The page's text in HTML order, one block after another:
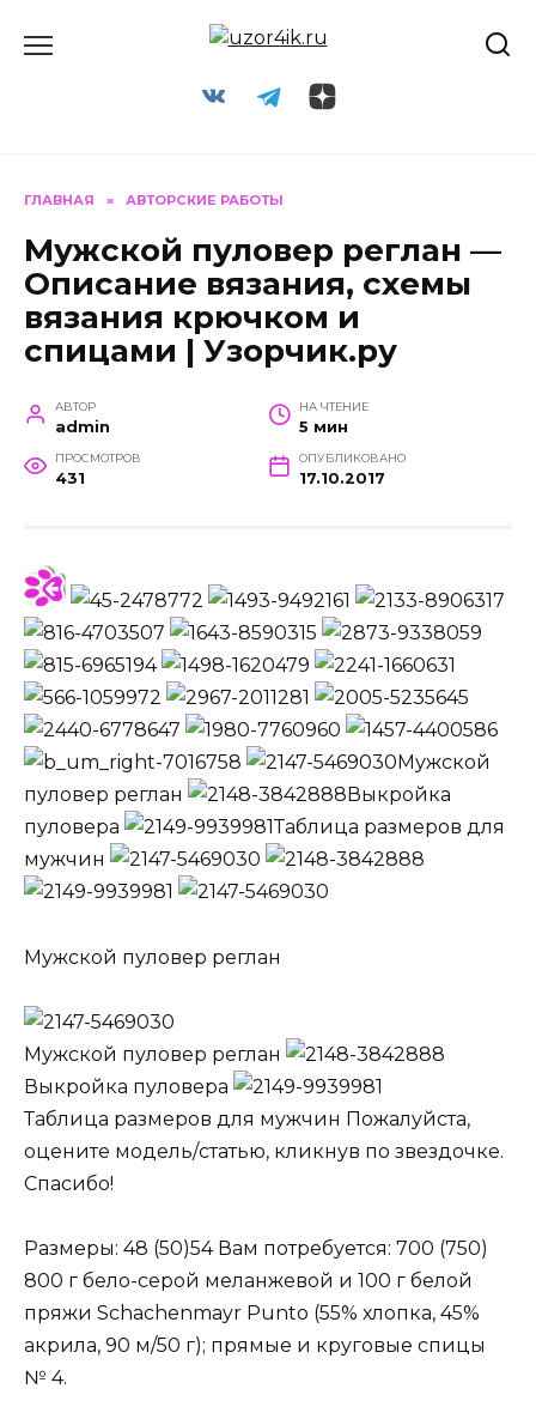
ГЛАВНАЯ » АВТОРСКИЕ РАБОТЫ
Мужской пуловер реглан —
Описание вязания, схемы
вязания крючком и
спицами | Узорчик.ру
АВТОР
admin
НА ЧТЕНИЕ
5 мин
ПРОСМОТРОВ
431
ОПУБЛИКОВАНО
17.10.2017
Мужской
пуловер реглан
Выкройка
пуловера
Таблица размеров для
мужчин
Мужской пуловер реглан
Мужской пуловер реглан
Выкройка пуловера
Таблица размеров для мужчин Пожалуйста,
оцените модель/статью, кликнув по звездочке.
Спасибо!
Размеры: 48 (50)54 Вам потребуется: 700 (750)
800 г бело-серой меланжевой и 100 г белой
пряжи Schachenmayr Punto (55% хлопка, 45%
акрила, 90 м/50 г); прямые и круговые спицы
№ 4.